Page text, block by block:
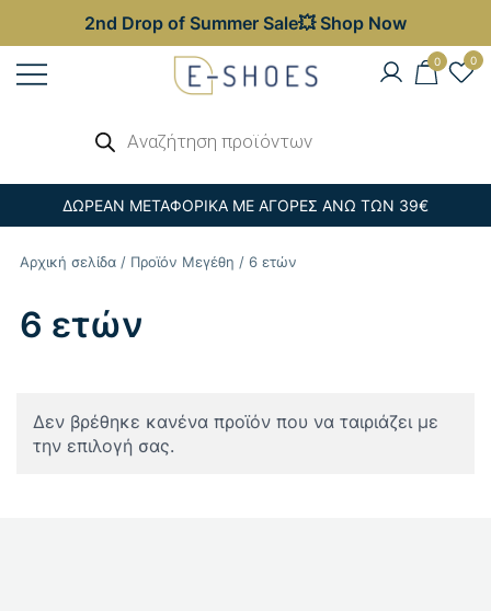
2nd Drop of Summer Sale💥 Shop Now
Παπούτσια – Επώνυμες Τσάντες στις
0 0
προϊόντων
ΔΩΡΕΑΝ ΜΕΤΑΦΟΡΙΚΑ ΜΕ ΑΓΟΡΕΣ ΑΝΩ ΤΩΝ 39€
Αρχική σελίδα / Προϊόν Μεγέθη / 6 ετών
6 ετών
Δεν βρέθηκε κανένα προϊόν που να ταιριάζει με
την επιλογή σας.